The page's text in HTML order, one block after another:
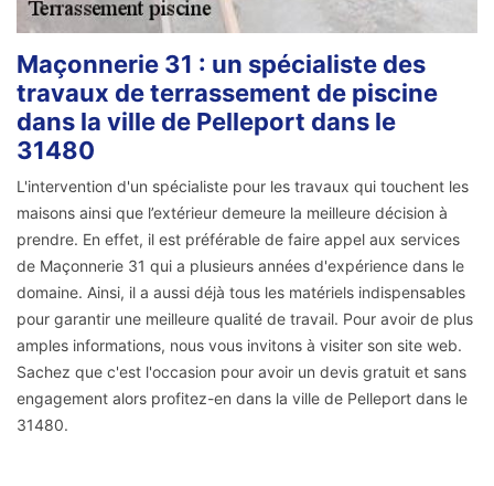
Maçonnerie 31 : un spécialiste des
travaux de terrassement de piscine
dans la ville de Pelleport dans le
31480
L'intervention d'un spécialiste pour les travaux qui touchent les
maisons ainsi que l’extérieur demeure la meilleure décision à
prendre. En effet, il est préférable de faire appel aux services
de Maçonnerie 31 qui a plusieurs années d'expérience dans le
domaine. Ainsi, il a aussi déjà tous les matériels indispensables
pour garantir une meilleure qualité de travail. Pour avoir de plus
amples informations, nous vous invitons à visiter son site web.
Sachez que c'est l'occasion pour avoir un devis gratuit et sans
engagement alors profitez-en dans la ville de Pelleport dans le
31480.